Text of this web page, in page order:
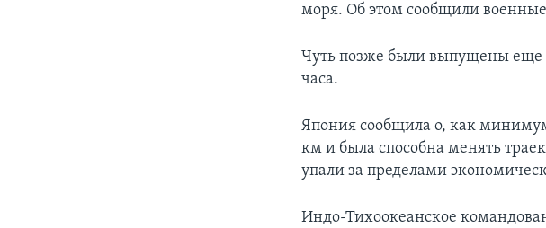
моря. Об этом сообщили
Чуть позже были выпущены еще
часа.
Япония сообщила о, как
км и была способна менять
упали за пределами
Индо-Тихоокеанское